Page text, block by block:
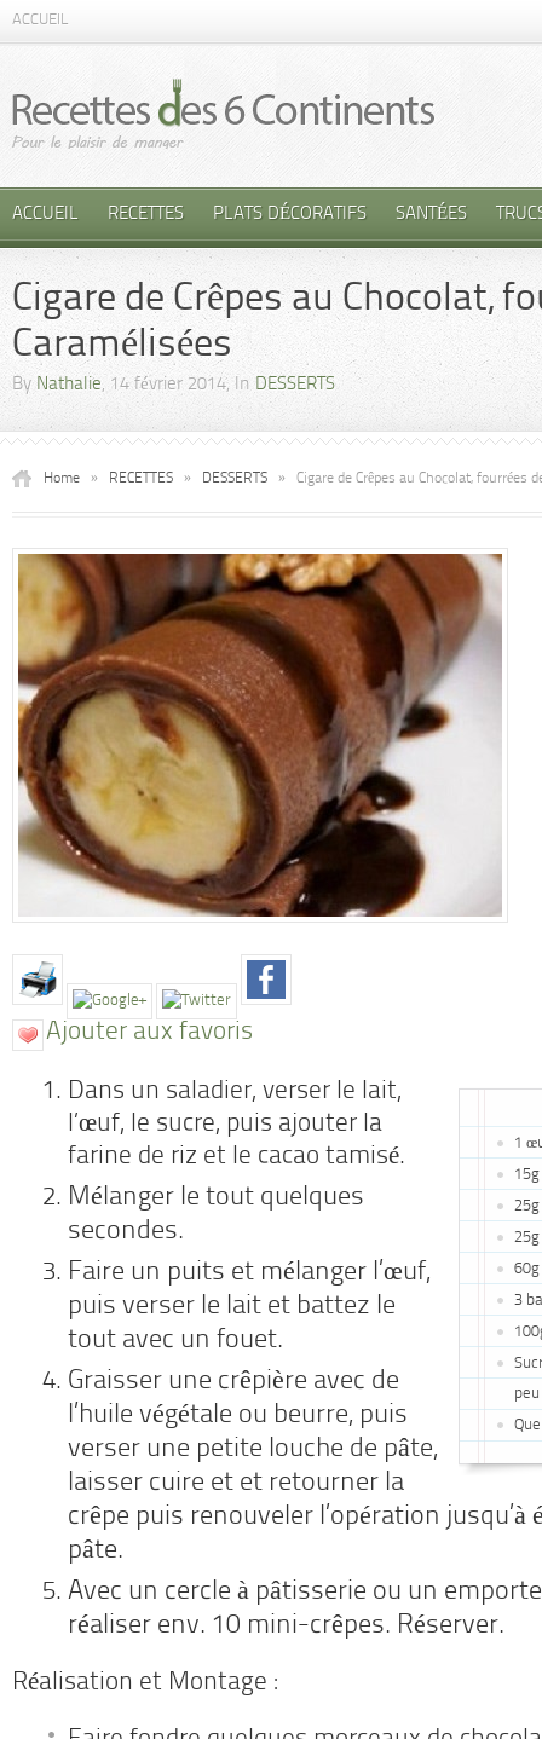
ACCUEIL
ACCUEIL RECETTES PLATS DÉCORATIFS SANTÉES
Cigare de Crêpes au Chocolat,
Caramélisées
By Nathalie, 14 février 2014, In DESSERTS
Home » RECETTES » DESSERTS » Cigare de Crêpes au Chocolat, fourrées
Ajouter aux favoris
1
25g
60g
3
Dans un saladier, verser le lait,
l’œuf, le sucre, puis ajouter la
farine de riz et le cacao tamisé.
Mélanger le tout quelques
secondes.
Faire un puits et mélanger l’œuf,
puis verser le lait et battez le
tout avec un fouet.
Graisser une crêpière avec de
l’huile végétale ou beurre, puis
verser une petite louche de pâte,
laisser cuire et et retourner la
crêpe puis renouveler l’opération jusqu’à
pâte.
Avec un cercle à pâtisserie ou un
réaliser env. 10 mini-crêpes. Réserver.
Réalisation et Montage :